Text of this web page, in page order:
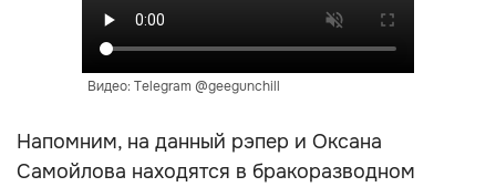
Видео: Telegram @geegunchill
Напомним, на данный рэпер и Оксана
Самойлова находятся в бракоразводном